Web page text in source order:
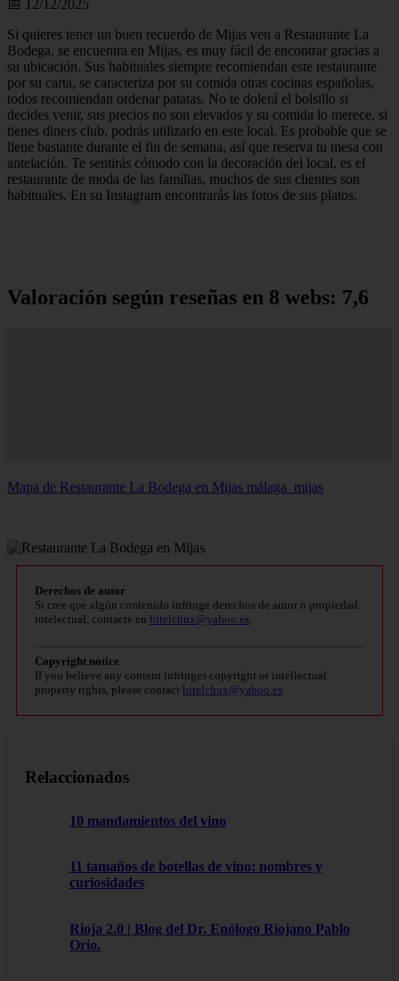
📅 12/12/2025
Si quieres tener un buen recuerdo de Mijas ven a Restaurante La
Bodega, se encuentra en Mijas, es muy fácil de encontrar gracias a
su ubicación. Sus habituales siempre recomiendan este restaurante
por su carta, se caracteriza por su comida otras cocinas españolas,
todos recomiendan ordenar patatas. No te dolerá el bolsillo si
decides venir, sus precios no son elevados y su comida lo merece, si
tienes diners club, podrás utilizarlo en este local. Es probable que se
llene bastante durante el fin de semana, así que reserva tu mesa con
antelación. Te sentirás cómodo con la decoración del local, es el
restaurante de moda de las familias, muchos de sus clientes son
habituales. En su Instagram encontrarás las fotos de sus platos.
Valoración según reseñas en 8 webs: 7,6
Mapa de Restaurante La Bodega en Mijas málaga_mijas
Derechos de autor
Si cree que algún contenido infringe derechos de autor o propiedad
intelectual, contacte en bitelchux@yahoo.es
Copyright notice
If you believe any content infringes copyright or intellectual
property rights, please contact bitelchux@yahoo.es
Relaccionados
10 mandamientos del vino
11 tamaños de botellas de vino: nombres y
curiosidades
Rioja 2.0 | Blog del Dr. Enólogo Riojano Pablo
Orio.